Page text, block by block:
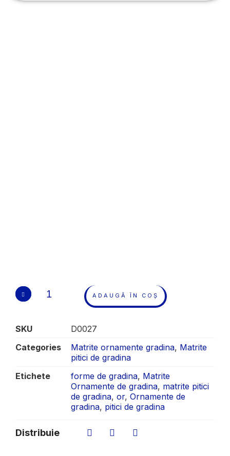
ADAUGĂ ÎN COȘ
SKU
D0027
Categories
Matrite ornamente gradina, Matrite
pitici de gradina
Etichete
forme de gradina, Matrite
Ornamente de gradina, matrite pitici
de gradina, or, Ornamente de
gradina, pitici de gradina
Distribuie